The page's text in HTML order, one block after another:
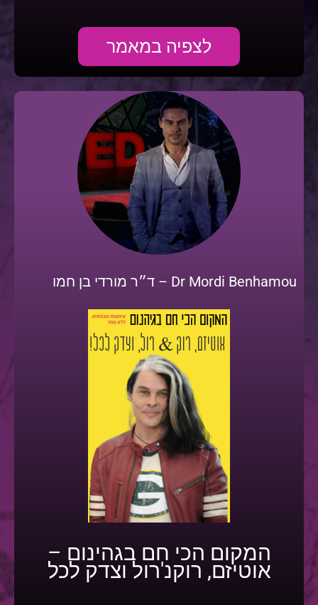
לצפיה במאמר
Dr Mordi Benhamou – ד״ר מורדי בן חמו
המקום הכי חם בגהינום –
אוטיזם, רוקנ'רול וצדק לכל